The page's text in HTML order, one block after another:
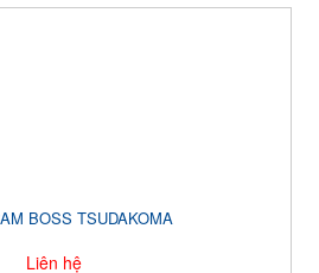
BOSS TSUDAKOMA
Liên hệ